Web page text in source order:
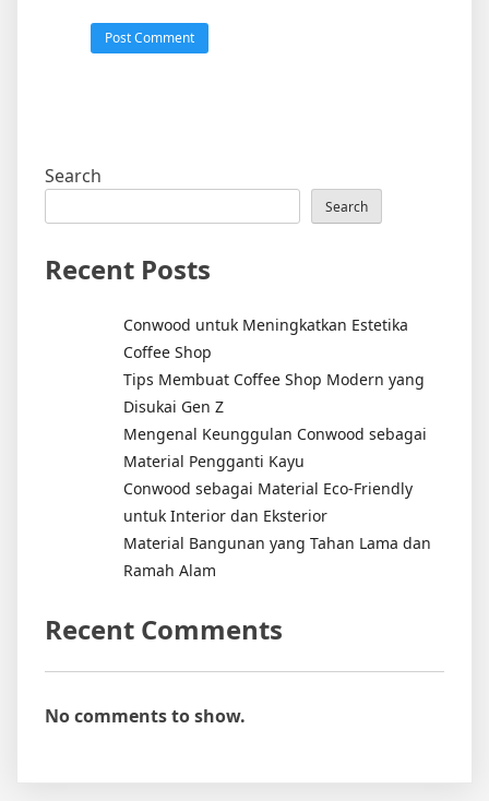
Search
Search
Recent Posts
Conwood untuk Meningkatkan Estetika
Coffee Shop
Tips Membuat Coffee Shop Modern yang
Disukai Gen Z
Mengenal Keunggulan Conwood sebagai
Material Pengganti Kayu
Conwood sebagai Material Eco-Friendly
untuk Interior dan Eksterior
Material Bangunan yang Tahan Lama dan
Ramah Alam
Recent Comments
No comments to show.